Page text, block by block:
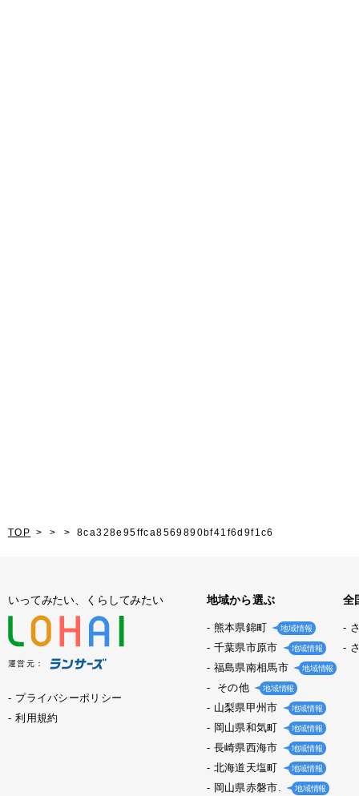
TOP 8ca328e95ffca8569890bf41f6d9f1c6
いってみたい、くらしてみたい
運営元：
プライバシーポリシー
利用規約
地域から選ぶ
熊本県錦町 地域情報
千葉県市原市 地域情報
福島県南相馬市 地域情報
その他 地域情報
山梨県甲州市 地域情報
岡山県和気町 地域情報
長崎県西海市 地域情報
北海道天塩町 地域情報
岡山県赤磐市. 地域情報
全